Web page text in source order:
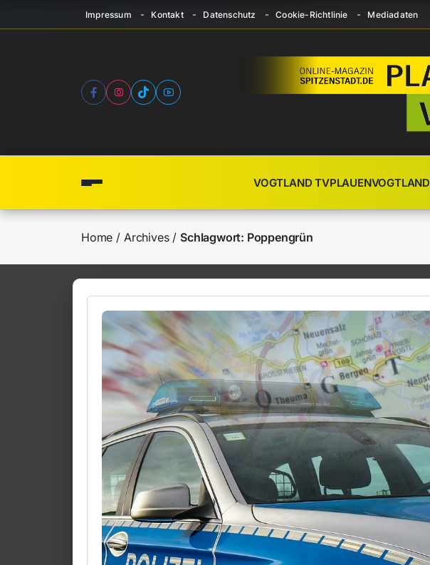
Impressum Kontakt Datenschutz Cookie-Richtlinie Mediadaten
VOGTLAND TVPLAUENVOGTLAND
Home Archives Schlagwort: Poppengrün